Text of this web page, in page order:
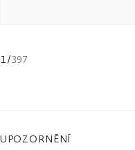
1/397
UPOZORNĚNÍ